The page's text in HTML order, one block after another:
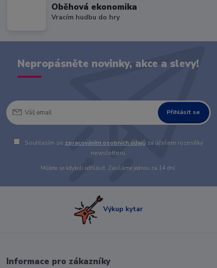
Oběhová ekonomika
Vracím hudbu do hry
Nepropásněte novinky, akce a slevy!
Přihlásit se
Souhlasím se zpracováním osobních údajů za účelem rozesílky
newsletteru.
Můžete se kdykoli odhlásit. Zasíláme jednou za 14 dní.
Výkup kytar
Informace pro zákazníky